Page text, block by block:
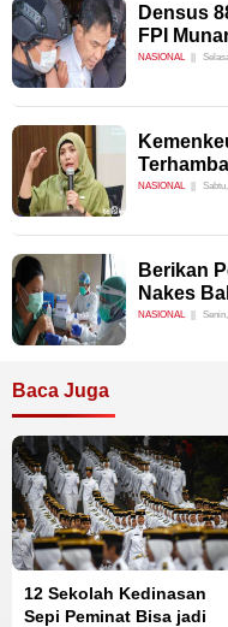
Densus
FPI
NASIONAL
NASIONAL
Berikan
Nakes
NASIONAL
Baca Juga
12 Sekolah Kedinasan
Sepi Peminat Bisa jadi